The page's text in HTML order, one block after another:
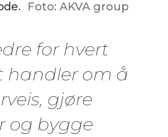
Foto: AKVA group
for hvert
handler om å
gjøre
og bygge